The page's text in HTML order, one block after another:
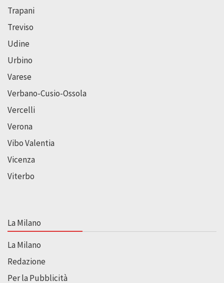
Trapani
Treviso
Udine
Urbino
Varese
Verbano-Cusio-Ossola
Vercelli
Verona
Vibo Valentia
Vicenza
Viterbo
La Milano
La Milano
Redazione
Per la Pubblicità